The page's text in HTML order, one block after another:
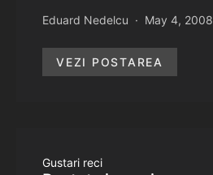
Eduard Nedelcu May 4, 2008
VEZI POSTAREA
Gustari reci